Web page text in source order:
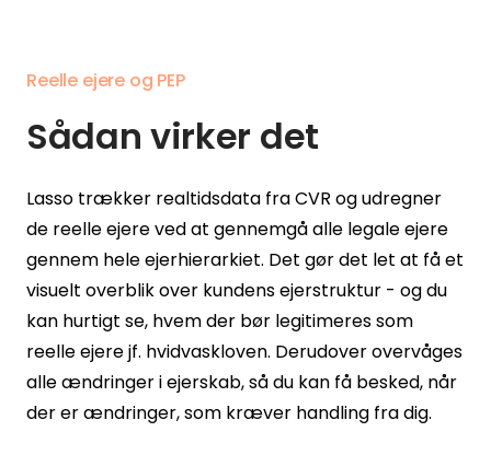
Reelle ejere og PEP
Sådan virker det
Lasso trækker realtidsdata fra CVR og udregner
de reelle ejere ved at gennemgå alle legale ejere
gennem hele ejerhierarkiet. Det gør det let at få et
visuelt overblik over kundens ejerstruktur - og du
kan hurtigt se, hvem der bør legitimeres som
reelle ejere jf. hvidvaskloven. Derudover overvåges
alle ændringer i ejerskab, så du kan få besked, når
der er ændringer, som kræver handling fra dig.